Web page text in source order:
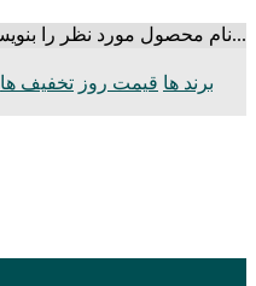
نام محصول مورد نظر را بنویسید...
برند ها قیمت روز تخفیف ها